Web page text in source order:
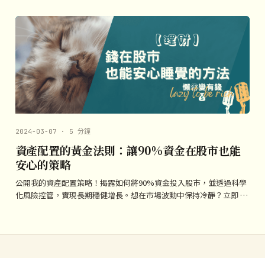
2024-03-07 · 5 分鐘
資產配置的黃金法則：讓90%資金在股市也能
安心的策略
公開我的資產配置策略！揭露如何將90%資金投入股市，並透過科學
化風險控管，實現長期穩健增長。想在市場波動中保持冷靜？立即 …